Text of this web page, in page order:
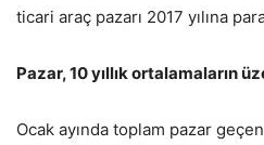
ticari araç pazarı 2017 yılına
Pazar, 10 yıllık ortalamaların
Ocak ayında toplam pazar